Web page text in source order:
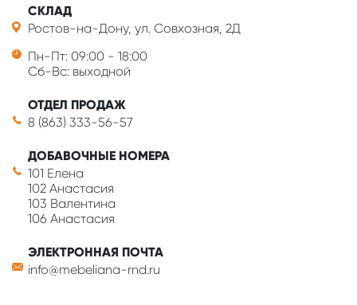
СКЛАД
Ростов-на-Дону, ул. Совхозная, 2Д
Пн-Пт: 09:00 - 18:00
Сб-Вс: выходной
ОТДЕЛ ПРОДАЖ
8 (863) 333-56-57
ДОБАВОЧНЫЕ НОМЕРА
101 Елена
102 Анастасия
103 Валентина
106 Анастасия
ЭЛЕКТРОННАЯ ПОЧТА
info@mebeliana-rnd.ru